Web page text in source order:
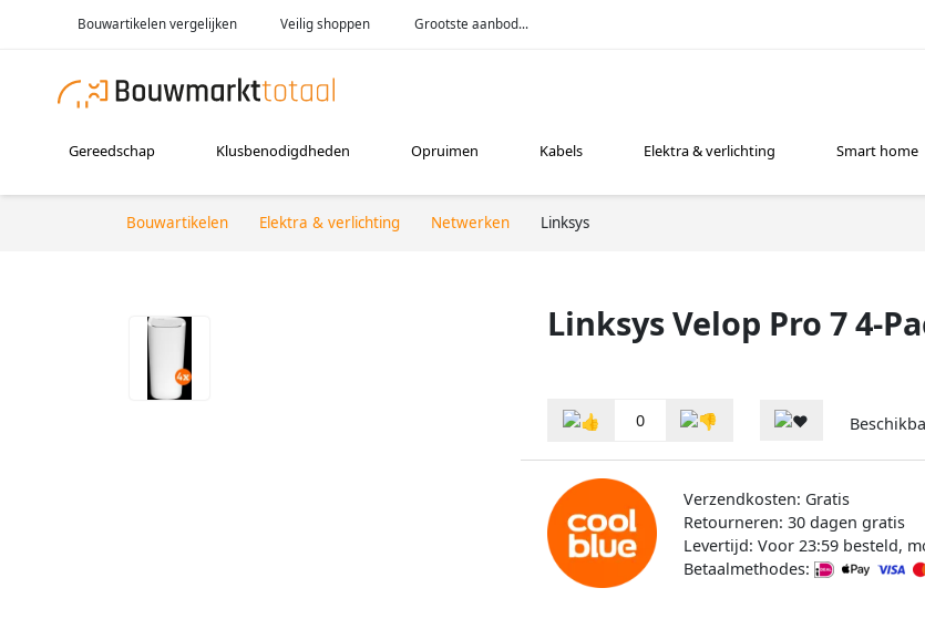
Bouwartikelen vergelijken Veilig shoppen Grootste aanbod...
Gereedschap Klusbenodigdheden Opruimen Kabels Elektra & verlichting Smart home
Bouwartikelen Elektra & verlichting Netwerken Linksys
Linksys Velop Pro 7 4-
0
Verzendkosten: Gratis
Retourneren: 30 dagen gratis
Levertijd: Voor 23:59 besteld,
Betaalmethodes: